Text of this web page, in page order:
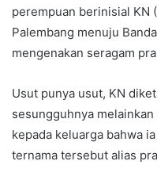
perempuan berinisial KN
Palembang menuju
mengenakan seragam
Usut punya usut, KN
sesungguhnya
kepada keluarga bahwa
ternama tersebut alias